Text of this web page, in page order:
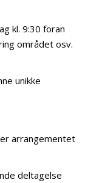
kl. 9:30 foran
området osv.
unikke
arrangementet
deltagelse